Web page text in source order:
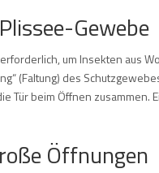
Gewebe
um Insekten aus
(Faltung) des
Tür beim Öffnen
Öffnungen